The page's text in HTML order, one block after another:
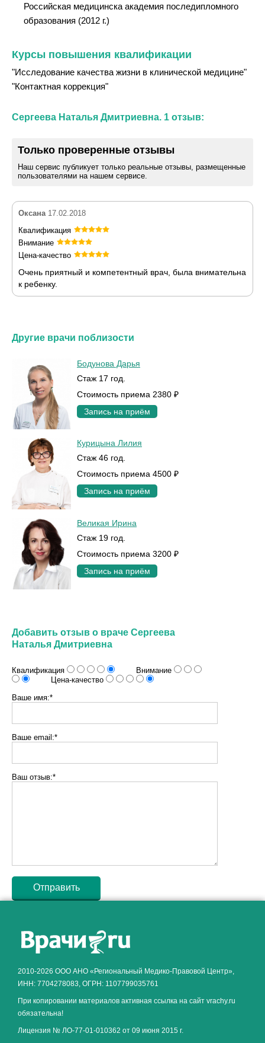
Российская медицинска академия последипломного
образования (2012 г.)
Курсы повышения квалификации
"Исследование качества жизни в клинической медицине"
"Контактная коррекция"
Сергеева Наталья Дмитриевна. 1 отзыв:
Только проверенные отзывы
Наш сервис публикует только реальные отзывы, размещенные
пользователями на нашем сервисе.
Оксана 17.02.2018
Квалификация
Внимание
Цена-качество
Очень приятный и компетентный врач, была внимательна
к ребенку.
Другие врачи поблизости
Бодунова Дарья
Стаж 17 год.
Стоимость приема 2380 ₽
Запись на приём
Курицына Лилия
Стаж 46 год.
Стоимость приема 4500 ₽
Запись на приём
Великая Ирина
Стаж 19 год.
Стоимость приема 3200 ₽
Запись на приём
Добавить отзыв о враче Сергеева
Наталья Дмитриевна
Квалификация
Внимание
Цена-качество
Ваше имя:*
Ваше email:*
Ваш отзыв:*
2010-2026 ООО АНО «Региональный Медико-Правовой Центр»,
ИНН: 7704278083, ОГРН: 1107799035761
При копировании материалов активная ссылка на сайт vrachy.ru
обязательна!
Лицензия № ЛО-77-01-010362 от 09 июня 2015 г.